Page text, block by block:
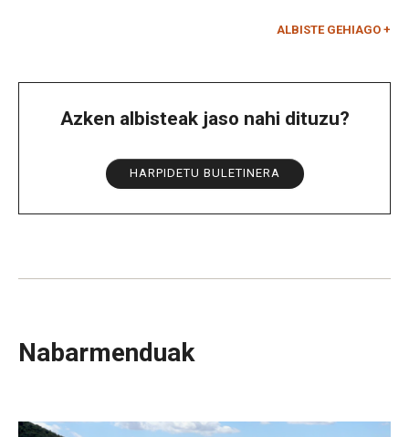
ALBISTE GEHIAGO +
Azken albisteak jaso nahi dituzu?
HARPIDETU BULETINERA
Nabarmenduak